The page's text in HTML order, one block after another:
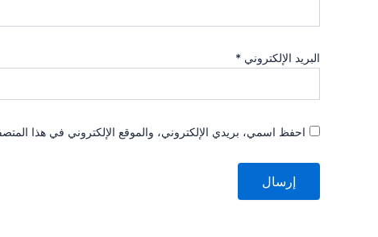
البريد الإلكتروني *
احفظ اسمي، بريدي الإلكتروني، والموقع الإلكتروني في هذا